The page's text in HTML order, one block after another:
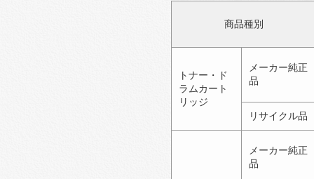
商品種別
トナー・ド
ラムカート
リッジ
メーカー純正
品
リサイクル品
メーカー純正
品